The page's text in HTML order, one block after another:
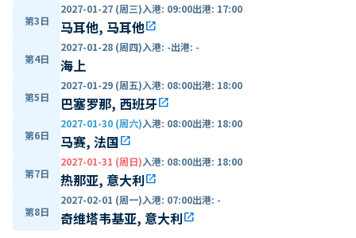
第3日
2027-01-27 (周三)入港: 09:00出港: 17:00
马耳他, 马耳他open_in_new
第4日
2027-01-28 (周四)入港: -出港: -
海上
第5日
2027-01-29 (周五)入港: 08:00出港: 18:00
巴塞罗那, 西班牙open_in_new
第6日
2027-01-30 (周六)入港: 08:00出港: 18:00
马赛, 法国open_in_new
第7日
2027-01-31 (周日)入港: 08:00出港: 18:00
热那亚, 意大利open_in_new
第8日
2027-02-01 (周一)入港: 07:00出港: -
奇维塔韦基亚, 意大利open_in_new